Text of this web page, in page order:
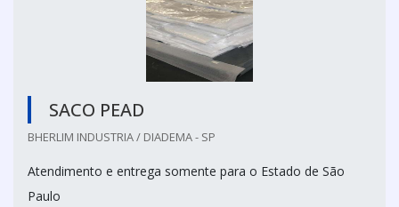
SACO PEAD
BHERLIM INDUSTRIA / DIADEMA - SP
Atendimento e entrega somente para o Estado de São
Paulo